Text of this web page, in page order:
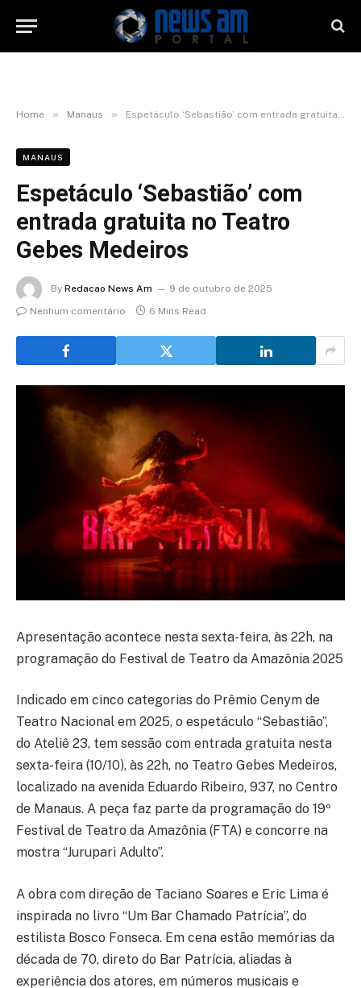
Home » Manaus » Espetáculo ‘Sebastião’ com entrada gratuita no Teatro Gebes Medeiros
MANAUS
Espetáculo ‘Sebastião’ com
entrada gratuita no Teatro
Gebes Medeiros
By Redacao News Am
9 de outubro de 2025
Nenhum comentário
6 Mins Read
Apresentação acontece nesta sexta-feira, às 22h, na
programação do Festival de Teatro da Amazônia 2025
Indicado em cinco categorias do Prêmio Cenym de
Teatro Nacional em 2025, o espetáculo “Sebastião”,
do Ateliê 23, tem sessão com entrada gratuita nesta
sexta-feira (10/10), às 22h, no Teatro Gebes Medeiros,
localizado na avenida Eduardo Ribeiro, 937, no Centro
de Manaus. A peça faz parte da programação do 19º
Festival de Teatro da Amazônia (FTA) e concorre na
mostra “Jurupari Adulto”.
A obra com direção de Taciano Soares e Eric Lima é
inspirada no livro “Um Bar Chamado Patrícia”, do
estilista Bosco Fonseca. Em cena estão memórias da
década de 70, direto do Bar Patrícia, aliadas à
experiência dos atores, em números musicais e